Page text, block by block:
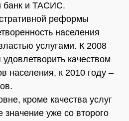
банк и ТАСИС.
реформы
населения
услугами. К 2008
качеством
населения, к 2010 году –
кроме качества услуг
уже со второго